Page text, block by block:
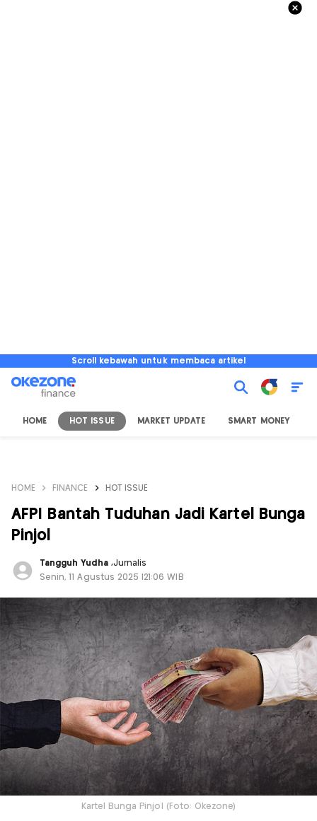
Scroll kebawah untuk membaca artikel
HOME HOT ISSUE MARKET UPDATE SMART MONEY
HOME FINANCE HOT ISSUE
AFPI Bantah Tuduhan Jadi Kartel Bunga
Pinjol
Tangguh Yudha ,Jurnalis
Senin, 11 Agustus 2025 |21:06 WIB
Kartel Bunga Pinjol (Foto: Okezone)